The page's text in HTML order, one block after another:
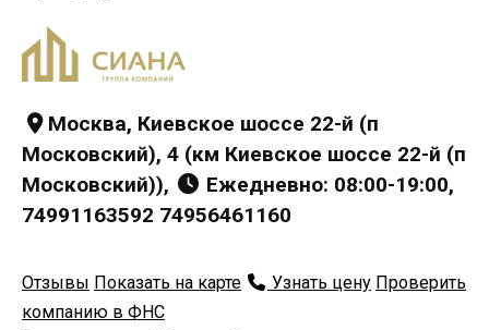
Москва, Киевское шоссе 22-й (п
Московский), 4 (км Киевское шоссе 22-й (п
Московский)),
Ежедневно: 08:00-19:00,
74991163592 74956461160
Отзывы Показать на карте Узнать цену Проверить
компанию в ФНС